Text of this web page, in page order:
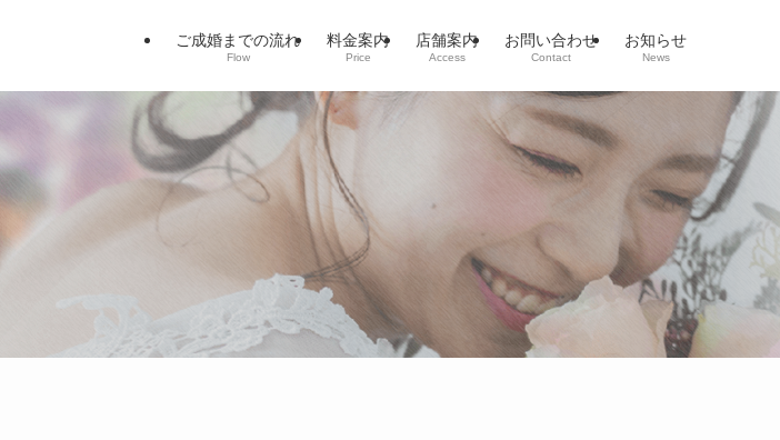
ご成婚までの流れ
Flow
料金案内
Price
店舗案内
Access
お問い合わせ
Contact
お知らせ
News